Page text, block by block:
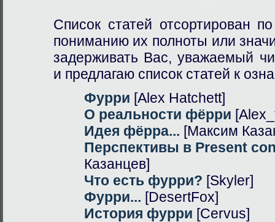
Список статей отсортирован
пониманию их полноты или
задерживать Вас, уважаемый
и предлагаю список статей к
Фурри [Alex Hatchett]
О реальности фёрри
Идея фёрра... [Максим
Перспективы в Present
Казанцев]
Что есть фурри? [Skyler]
Фурри... [DesertFox]
История фурри [Cervus]